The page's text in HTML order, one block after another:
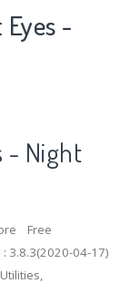
-
- Night
Free
: 3.8.3(2020-04-17)